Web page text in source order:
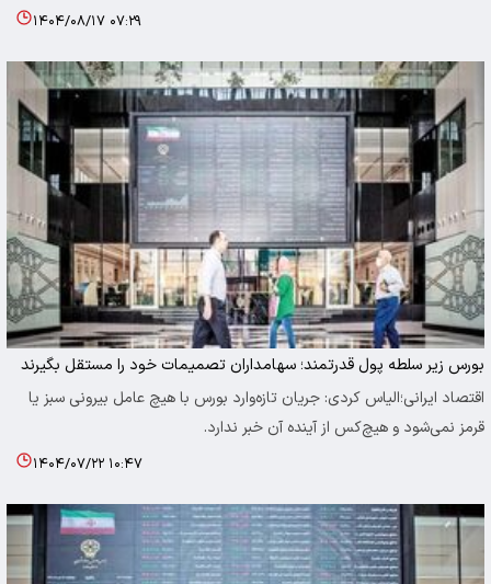
۱۴۰۴/۰۸/۱۷ ۰۷:۲۹
بورس زیر سلطه پول قدرتمند؛ سهامداران تصمیمات خود را مستقل بگیرند
اقتصاد ایرانی؛الیاس کردی: جریان تازه‌وارد بورس با هیچ عامل بیرونی سبز یا
قرمز نمی‌شود و هیچ‌کس از آینده آن خبر ندارد.
۱۴۰۴/۰۷/۲۲ ۱۰:۴۷